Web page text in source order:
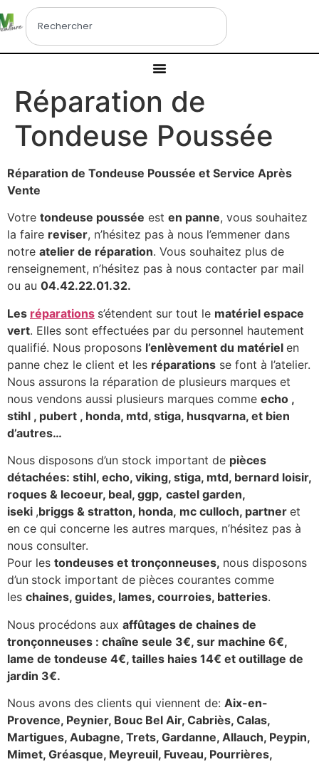
Réparation de
Tondeuse Poussée
Réparation de Tondeuse Poussée et Service Après
Vente
Votre tondeuse poussée est en panne, vous souhaitez
la faire reviser, n’hésitez pas à nous l’emmener dans
notre atelier de réparation. Vous souhaitez plus de
renseignement, n’hésitez pas à nous contacter par mail
ou au 04.42.22.01.32.
Les réparations s’étendent sur tout le matériel espace
vert. Elles sont effectuées par du personnel hautement
qualifié. Nous proposons l’enlèvement du matériel en
panne chez le client et les réparations se font à l’atelier.
Nous assurons la réparation de plusieurs marques et
nous vendons aussi plusieurs marques comme echo ,
stihl , pubert , honda, mtd, stiga, husqvarna, et bien
d’autres…
Nous disposons d’un stock important de pièces
détachées: stihl, echo, viking, stiga, mtd, bernard loisir,
roques & lecoeur, beal, ggp, castel garden,
iseki ,briggs & stratton, honda, mc culloch, partner et
en ce qui concerne les autres marques, n’hésitez pas à
nous consulter.
Pour les tondeuses et tronçonneuses, nous disposons
d’un stock important de pièces courantes comme
les chaines, guides, lames, courroies, batteries.
Nous procédons aux affûtages de chaines de
tronçonneuses : chaîne seule 3€, sur machine 6€,
lame de tondeuse 4€, tailles haies 14€ et outillage de
jardin 3€.
Nous avons des clients qui viennent de: Aix-en-
Provence, Peynier, Bouc Bel Air, Cabriès, Calas,
Martigues, Aubagne, Trets, Gardanne, Allauch, Peypin,
Mimet, Gréasque, Meyreuil, Fuveau, Pourrières,